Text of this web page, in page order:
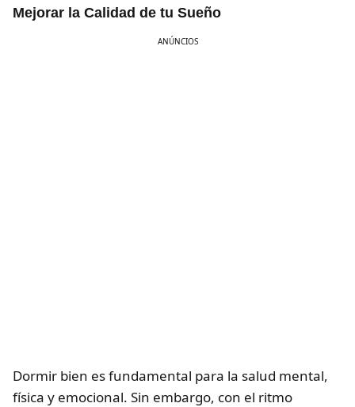
Mejorar la Calidad de tu Sueño
ANÚNCIOS
Dormir bien es fundamental para la salud mental,
física y emocional. Sin embargo, con el ritmo